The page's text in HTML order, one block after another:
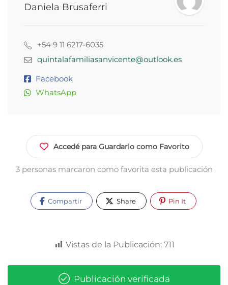
Daniela Brusaferri
+54 9 11 6217-6035
quintalafamiliasanvicente@outlook.es
Facebook
WhatsApp
Accedé para Guardarlo como Favorito
3 personas marcaron como favorita esta publicación
Compartir Share Pin It
Vistas de la Publicación: 711
Publicación verificada